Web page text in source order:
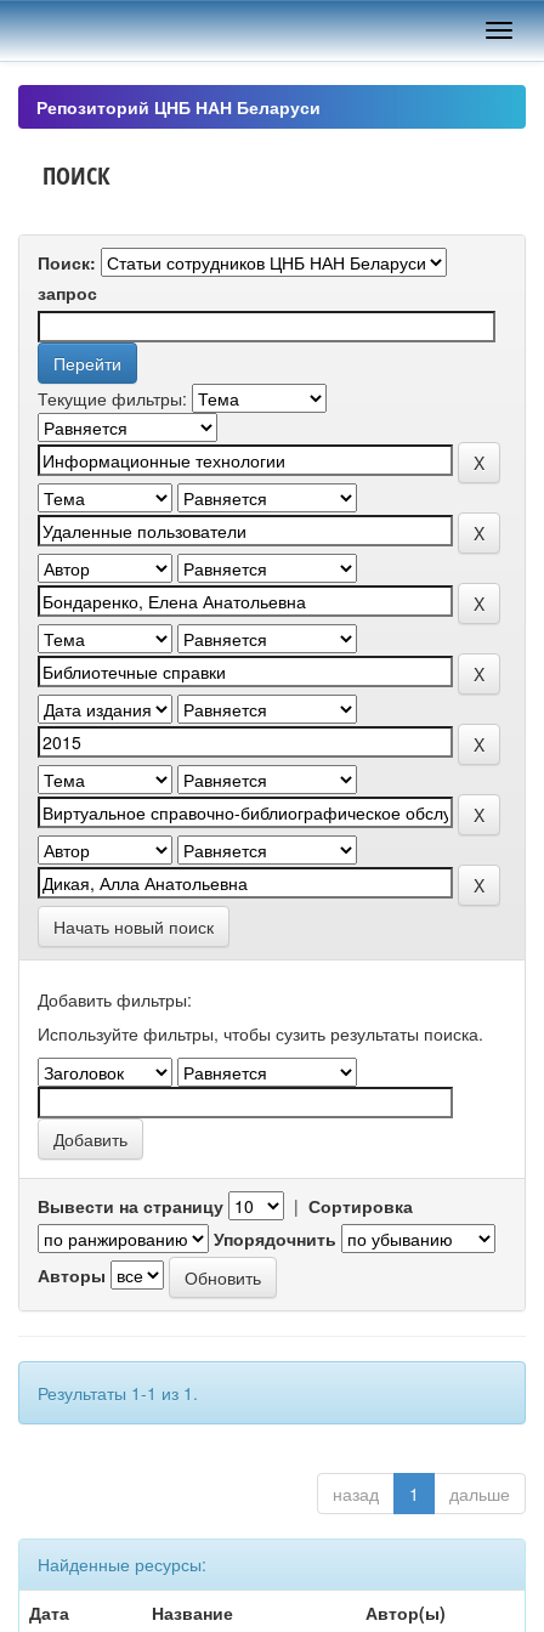
Skip
navigation
Репозиторий ЦНБ НАН Беларуси
ПОИСК
Поиск:
запрос
Текущие фильтры:
Начать новый поиск
Добавить фильтры:
Используйте фильтры, чтобы сузить результаты поиска.
Вывести на страницу | Сортировка
Упорядочнить
Авторы
Результаты 1-1 из 1.
назад 1 дальше
Найденные ресурсы:
Дата
Название Автор(ы)